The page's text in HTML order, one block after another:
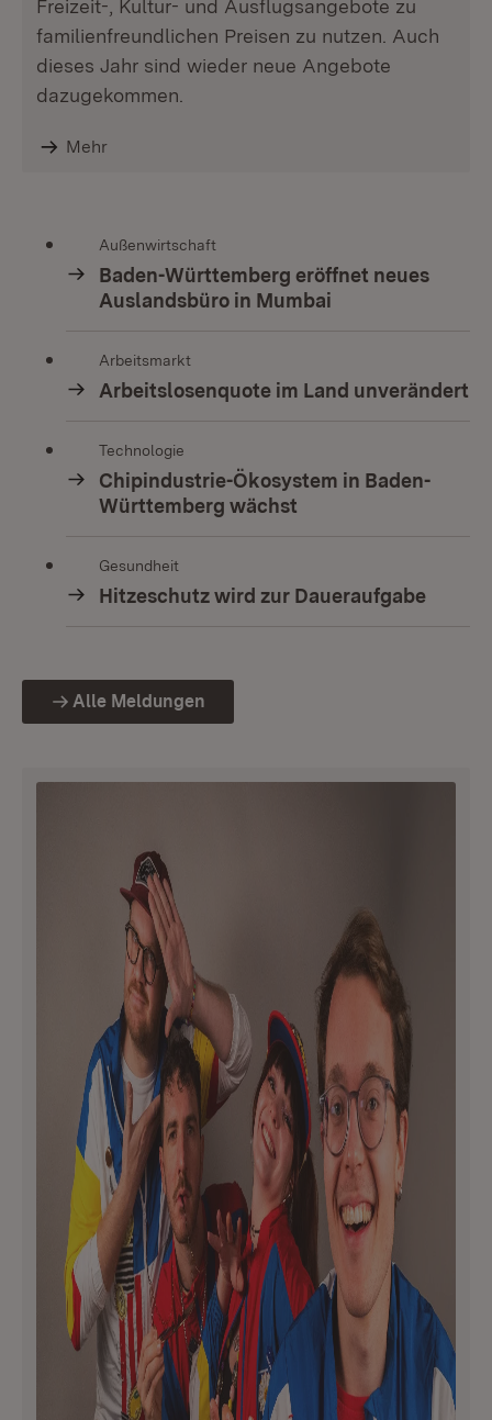
Freizeit-, Kultur- und Ausflugsangebote zu
familienfreundlichen Preisen zu nutzen. Auch
dieses Jahr sind wieder neue Angebote
dazugekommen.
Mehr
Außenwirtschaft
Baden-Württemberg eröffnet neues
Auslandsbüro in Mumbai
Arbeitsmarkt
Arbeitslosenquote im Land unverändert
Technologie
Chipindustrie-Ökosystem in Baden-
Württemberg wächst
Gesundheit
Hitzeschutz wird zur Daueraufgabe
Alle Meldungen